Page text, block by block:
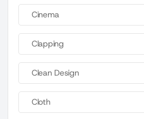
Cinema
Clapping
Clean Design
Cloth